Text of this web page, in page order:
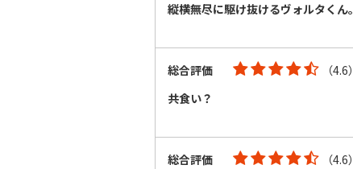
縦横無尽に駆け抜けるヴォルタくん。
総合評価
（4.6）
共食い？
総合評価
（4.6）